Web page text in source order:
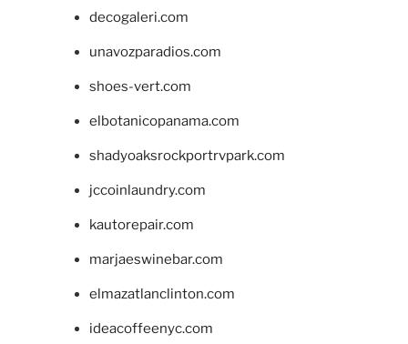
decogaleri.com
unavozparadios.com
shoes-vert.com
elbotanicopanama.com
shadyoaksrockportrvpark.com
jccoinlaundry.com
kautorepair.com
marjaeswinebar.com
elmazatlanclinton.com
ideacoffeenyc.com